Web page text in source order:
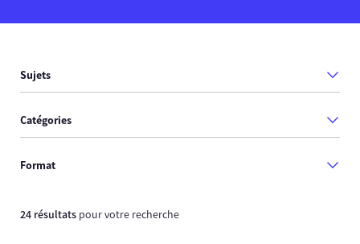
Sujets
Catégories
Format
24 résultats pour votre recherche